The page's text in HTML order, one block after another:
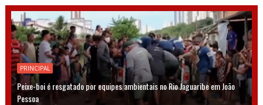
PRINCIPAL
Peixe-boi é resgatado por equipes ambientais no Rio Jaguaribe em João
Pessoa